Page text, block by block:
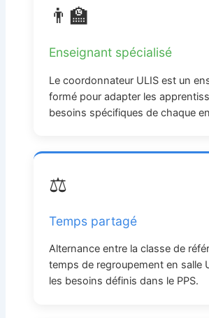
👨‍🏫
Enseignant spécialisé
Le coordonnateur ULIS est un
formé pour adapter les
besoins spécifiques de chaque
⚖️
Temps partagé
Alternance entre la classe de
temps de regroupement en salle
les besoins définis dans le PPS.